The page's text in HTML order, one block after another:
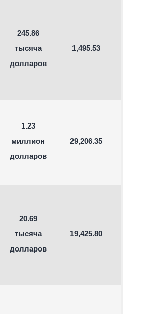
245.86
тысяча
долларов
1,495.53
1.23
миллион
долларов
29,206.35
20.69
тысяча
долларов
19,425.80